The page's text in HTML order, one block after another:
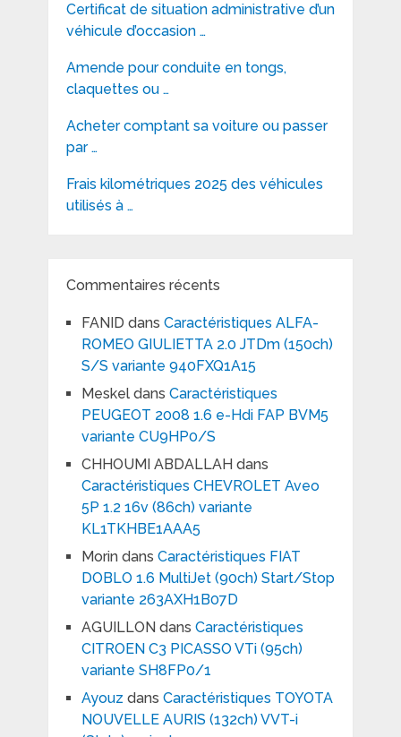
Certificat de situation administrative d’un
véhicule d’occasion …
Amende pour conduite en tongs,
claquettes ou …
Acheter comptant sa voiture ou passer
par …
Frais kilométriques 2025 des véhicules
utilisés à …
Commentaires récents
FANID dans Caractéristiques ALFA-
ROMEO GIULIETTA 2.0 JTDm (150ch)
S/S variante 940FXQ1A15
Meskeldans Caractéristiques
PEUGEOT 2008 1.6 e-Hdi FAP BVM5
variante CU9HP0/S
CHHOUMI ABDALLAH dans
Caractéristiques CHEVROLET Aveo
5P 1.2 16v (86ch) variante
KL1TKHBE1AAA5
Morindans Caractéristiques FIAT
DOBLO 1.6 MultiJet (90ch) Start/Stop
variante 263AXH1B07D
AGUILLON dans Caractéristiques
CITROEN C3 PICASSO VTi (95ch)
variante SH8FP0/1
Ayouz dans Caractéristiques TOYOTA
NOUVELLE AURIS (132ch) VVT-i